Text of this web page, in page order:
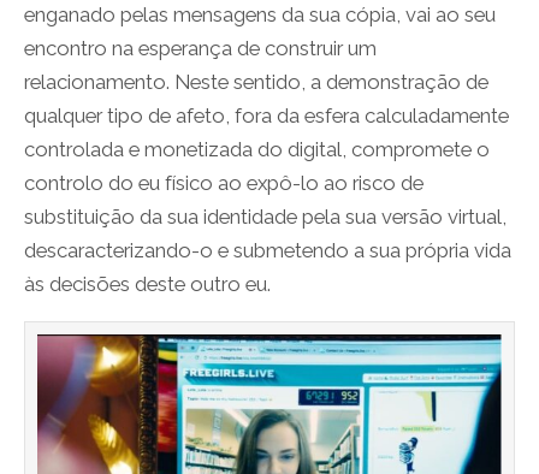
enganado pelas mensagens da sua cópia, vai ao seu
encontro na esperança de construir um
relacionamento. Neste sentido, a demonstração de
qualquer tipo de afeto, fora da esfera calculadamente
controlada e monetizada do digital, compromete o
controlo do eu físico ao expô-lo ao risco de
substituição da sua identidade pela sua versão virtual,
descaracterizando-o e submetendo a sua própria vida
às decisões deste outro eu.